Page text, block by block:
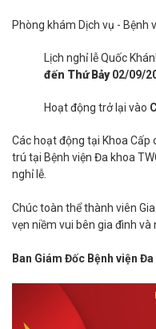
Phòng khám Dịch vụ - Bệnh
Lịch nghỉ lễ Quốc
đến Thứ Bảy02/09/
Hoạt động trở lại vào
Các hoạt động tại Khoa Cấp
trú tại Bệnh viện Đa khoa
nghỉ lễ.
Chúc toàn thể thành viên
vẹn niềm vui bên gia đình và
Ban Giám Đốc Bệnh viện Đa